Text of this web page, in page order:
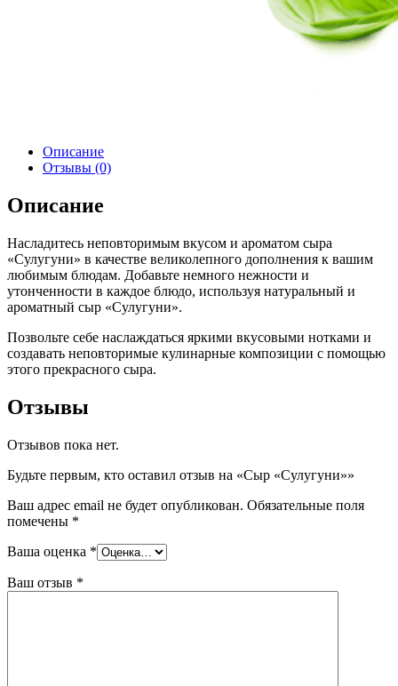
Описание
Отзывы (0)
Описание
Насладитесь неповторимым вкусом и ароматом сыра
«Сулугуни» в качестве великолепного дополнения к вашим
любимым блюдам. Добавьте немного нежности и
утонченности в каждое блюдо, используя натуральный и
ароматный сыр «Сулугуни».
Позвольте себе наслаждаться яркими вкусовыми нотками и
создавать неповторимые кулинарные композиции с помощью
этого прекрасного сыра.
Отзывы
Отзывов пока нет.
Будьте первым, кто оставил отзыв на «Сыр «Сулугуни»»
Ваш адрес email не будет опубликован. Обязательные поля
помечены *
Ваша оценка *
Ваш отзыв *